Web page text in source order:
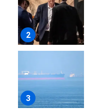
2
3